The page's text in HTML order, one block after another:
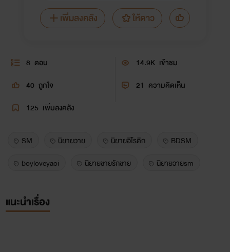
เพิ่มลงคลัง
ให้ดาว
8 ตอน 14.9K เข้าชม
40 ถูกใจ 21 ความคิดเห็น
125 เพิ่มลงคลัง
SM นิยายวาย นิยายอีโรติก
BDSM
boyloveyaoi
นิยายชายรักชาย นิยายวายsm
แนะนำเรื่อง